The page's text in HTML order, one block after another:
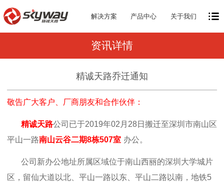
解决方案 产品中心 关于我们
资讯详情
精诚天路乔迁通知
敬告广大客户、厂商朋友和合作伙伴：
精诚天路公司已于2019年02月28日搬迁至深圳市南山区
平山一路南山云谷二期8栋507室 办公。
公司新办公地址所属区域位于南山西丽的深圳大学城片
区，留仙大道以北、平山一路以东、平山二路以南，地铁5